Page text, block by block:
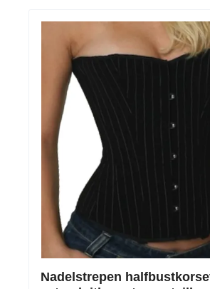
Nadelstrepen